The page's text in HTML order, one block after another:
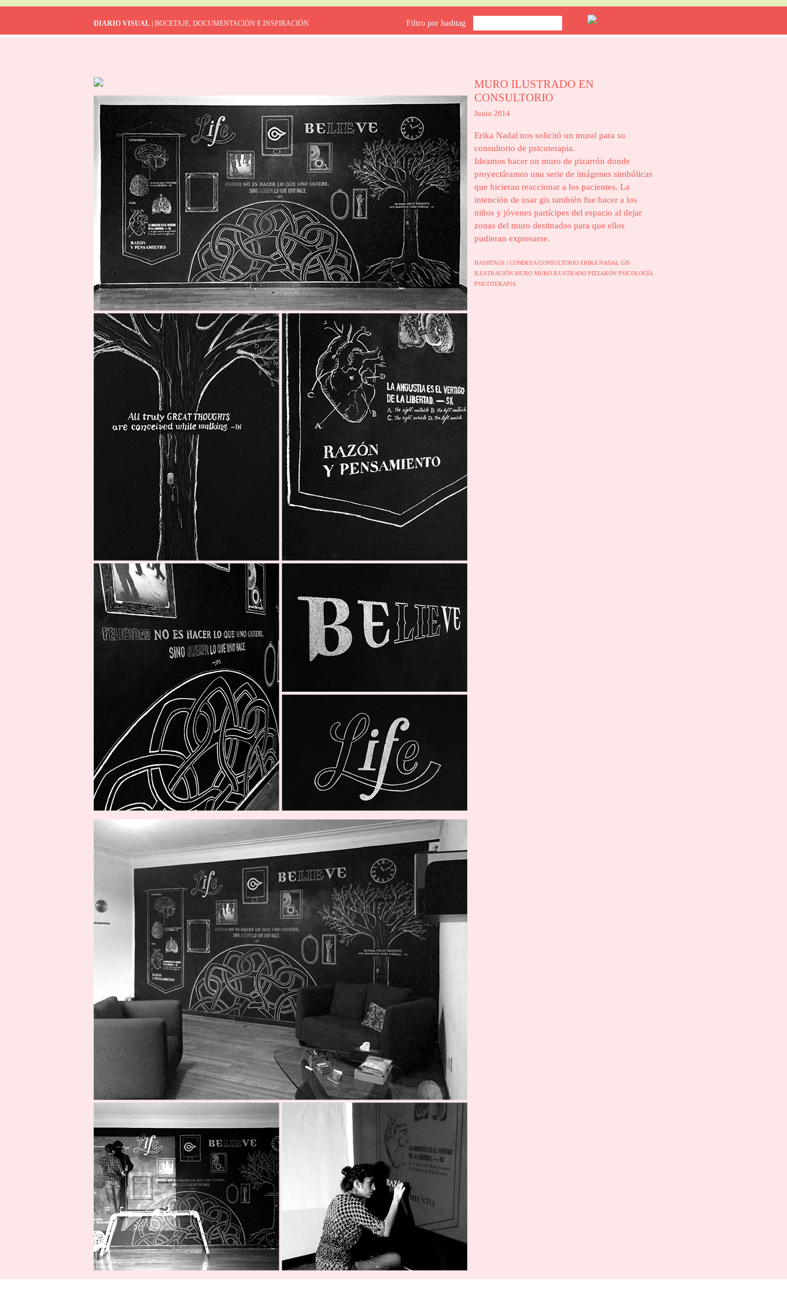
DIARIO VISUAL | BOCETAJE, DOCUMENTACIÓN E INSPIRACIÓN Filtro por hashtag
MURO ILUSTRADO EN
CONSULTORIO
Junio 2014
Erika Nadal nos solicitó un mural para su
consultorio de psicoterapia.
Ideamos hacer un muro de pizarrón donde
proyectáramos una serie de imágenes simbólicas
que hicieran reaccionar a los pacientes. La
intención de usar gis también fue hacer a los
niños y jóvenes partícipes del espacio al dejar
zonas del muro destinados para que ellos
pudieran expresarse.
HASHTAGS | CONDESA CONSULTORIO ERIKA NADAL GIS
ILUSTRACIÓN MURO MURO ILUSTRADO PIZZARÓN PSICOLOGÍA
PSICOTERAPIA